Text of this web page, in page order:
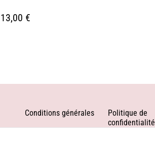
13,00 €
Conditions générales
Politique de
confidentialité